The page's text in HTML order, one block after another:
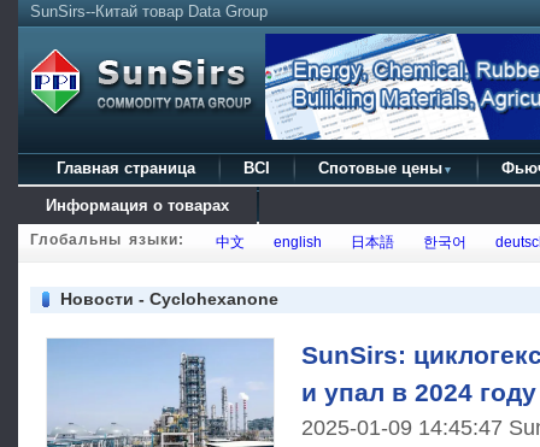
SunSirs--Китай товар Data Group
Главная страница BCI Спотовые цены ▼
Информация о товарах
Глобальны языки: 中文 english 日本語 한국어
Новости - Cyclohexanone
SunSirs:
и упал в 2024 году
2025-01-09 14:45:47